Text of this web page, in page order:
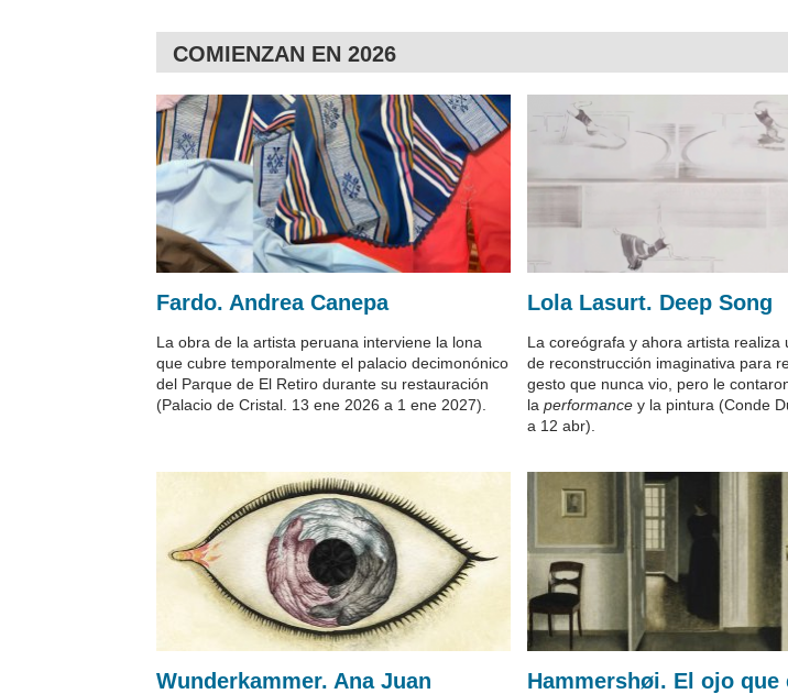
COMIENZAN EN 2026
Fardo. Andrea Canepa
La obra de la artista peruana interviene la lona
que cubre temporalmente el palacio decimonónico
del Parque de El Retiro durante su restauración
(Palacio de Cristal. 13 ene 2026 a 1 ene 2027).
Lola Lasurt. Deep Song
La coreógrafa y ahora artista realiza
de reconstrucción imaginativa para
gesto que nunca vio, pero le
la performance y la pintura (Conde
a 12 abr).
Wunderkammer. Ana Juan Hammershøi. El ojo que